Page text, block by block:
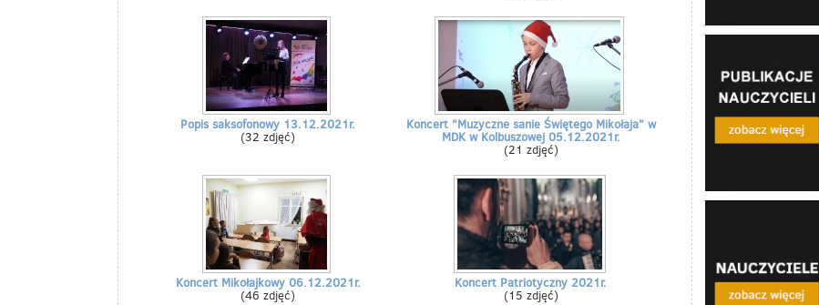
Popis saksofonowy 13.12.2021r.
(32 zdjęć)
Koncert "Muzyczne sanie Świętego Mikołaja" w
MDK w Kolbuszowej 05.12.2021r.
(21 zdjęć)
Koncert Mikołajkowy 06.12.2021r.
(46 zdjęć)
Koncert Patriotyczny 2021r.
(15 zdjęć)